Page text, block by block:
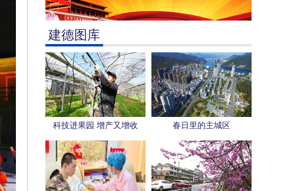
建德图库
科技进果园 增产又增收 春日里的主城区